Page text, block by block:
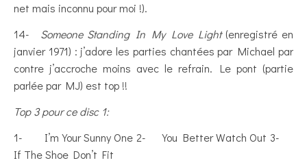
net mais inconnu pour moi !).
14- Someone Standing In My Love Light(enregistré en
janvier 1971) : j’adore les parties chantées par Michael par
contre j’accroche moins avec le refrain. Le pont (partie
parlée par MJ) est top !!
Top 3 pour ce disc 1:
1- I’m Your Sunny One 2- You Better Watch Out 3-
If The Shoe Don’t Fit